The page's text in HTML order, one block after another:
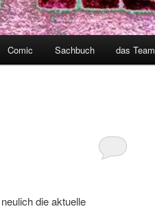
Comic Sachbuch das Team
die aktuelle